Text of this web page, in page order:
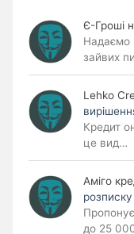
Є-Гроші
Надаємо
зайвих
Lehko
Кредит
це вид…
Аміго
розписку
до 25